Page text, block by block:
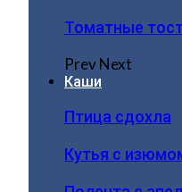
Томатные
PrevNext
Каши
Птица сдохла
Кутья с